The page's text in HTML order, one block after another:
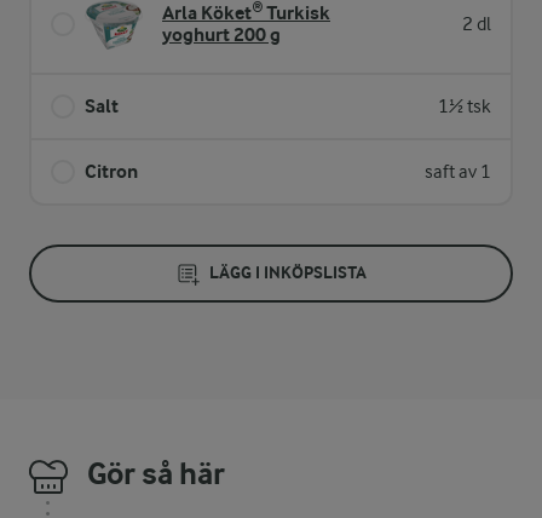
Arla Köket® Turkisk
yoghurt 200 g
2 dl
Salt 1½ tsk
Citron saft av 1
LÄGG I INKÖPSLISTA
Gör så här